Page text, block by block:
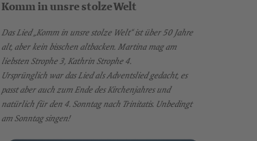
Komm in unsre stolze Welt
Das Lied „Komm in unsre stolze Welt“ ist über 50 Jahre
alt, aber kein bisschen altbacken. Martina mag am
liebsten Strophe 3, Kathrin Strophe 4.
Ursprünglich war das Lied als Adventslied gedacht, es
passt aber auch zum Ende des Kirchenjahres und
natürlich für den 4. Sonntag nach Trinitatis. Unbedingt
am Sonntag singen!